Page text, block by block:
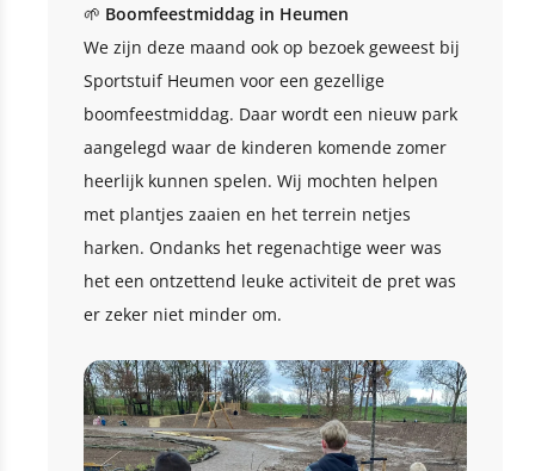
🌱 Boomfeestmiddag in Heumen
We zijn deze maand ook op bezoek geweest bij
Sportstuif Heumen voor een gezellige
boomfeestmiddag. Daar wordt een nieuw park
aangelegd waar de kinderen komende zomer
heerlijk kunnen spelen. Wij mochten helpen
met plantjes zaaien en het terrein netjes
harken. Ondanks het regenachtige weer was
het een ontzettend leuke activiteit de pret was
er zeker niet minder om.